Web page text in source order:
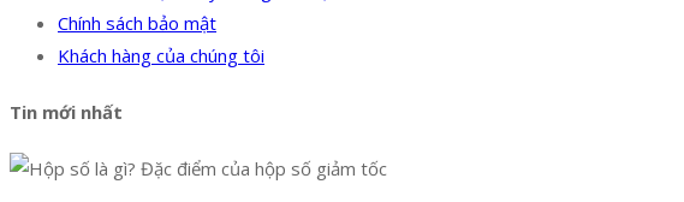
Chính sách bảo mật
Khách hàng của chúng tôi
Tin mới nhất